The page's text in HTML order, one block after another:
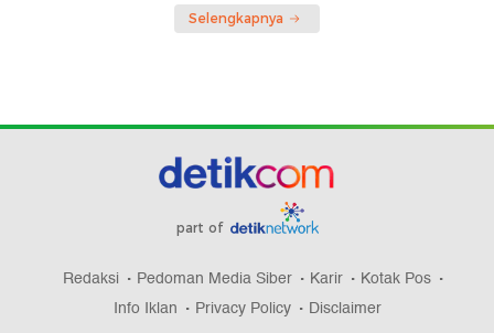
Selengkapnya
part of
Redaksi Pedoman Media Siber Karir
Kotak Pos
Info Iklan
Privacy Policy Disclaimer